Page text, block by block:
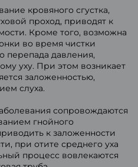
кровяного сгустка,
проход, приводят к
Кроме того, возможна
во время чистки
перепада давления,
уху. При этом возникает
заложенностью,
слуха.
сопровождаются
гнойного
к заложенности
при отите среднего уха
процесс вовлекаются